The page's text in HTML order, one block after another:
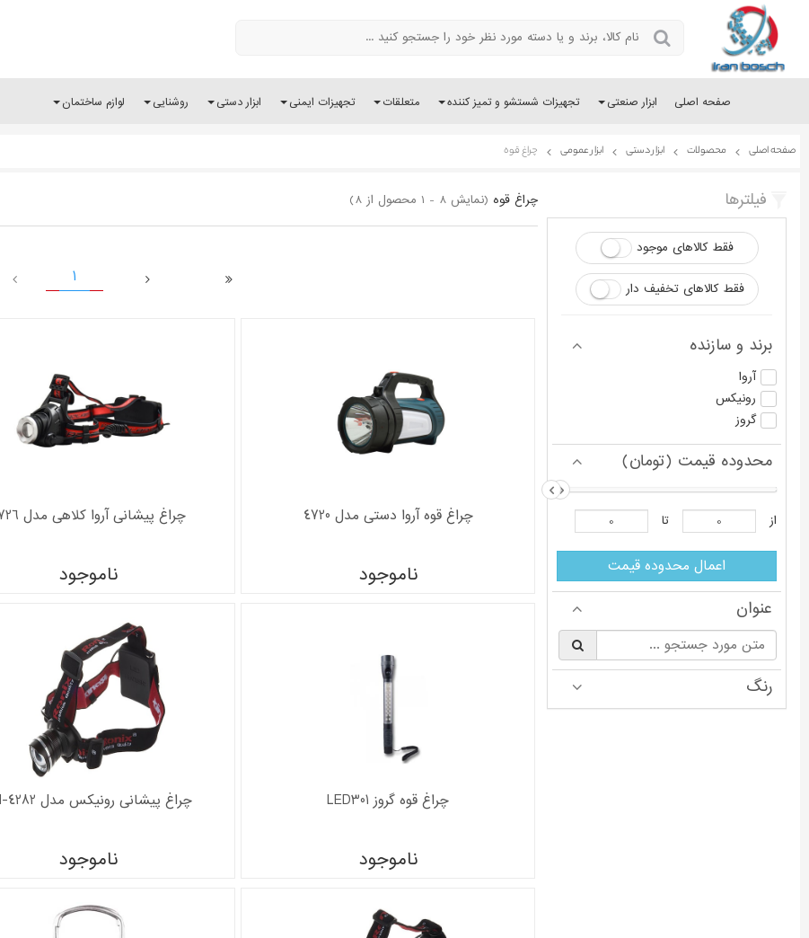
صفحه اصلی ابزار صنعتی تجهیزات شستشو و تمیز کننده متعلقات تجهیزات ایمنی ابزار دستی روشنایی لوازم ساختمان
صفحه اصلی محصولات ابزار دستی ابزار عمومی چراغ قوه
فیلترها
فقط کالاهای موجود
فقط کالاهای تخفیف دار
برند و سازنده
آروا
رونیکس
گروز
محدوده قیمت (تومان)
از تا
اعمال محدوده قیمت
عنوان
§
رنگ
چراغ قوه (نمایش 8 - 1 محصول از 8)
1
چراغ قوه آروا دستی مدل 4720
ناموجود
چراغ پیشانی آروا کلاهی مدل 4726
ناموجود
چراغ قوه گروز LED301
ناموجود
چراغ پیشانی رونیکس مدل RH-4282
ناموجود